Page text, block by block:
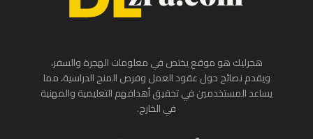
هجرليك هو موقع يختص في معلومات الهجرة والسفر،
ويقدم نصائح حول عقود العمل وفرص المنح الدراسية، مما
يساعد المستخدمين في تحقيق أهدافهم التعليمية والمهنية
في الخارج.